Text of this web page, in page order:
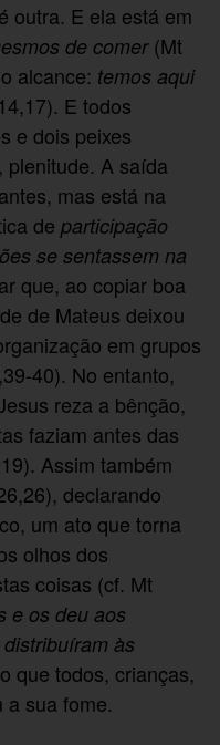
outra. E ela está em
de comer(Mt
alcance: temos aqui
E todos
e dois peixes
plenitude. A saída
mas está na
departicipação
se sentassem na
que, ao copiar boa
de Mateus deixou
em grupos
40). No entanto,
reza a bênção,
faziam antes das
Assim também
declarando
um ato que torna
olhos dos
coisas (cf. Mt
e os deu aos
às
que todos, crianças,
a sua fome.